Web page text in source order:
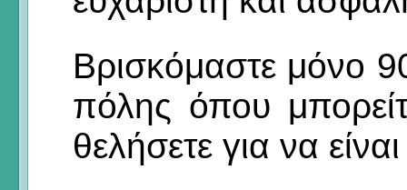
Βρισκόμαστε μόνο
πόλης όπου
θελήσετε για να